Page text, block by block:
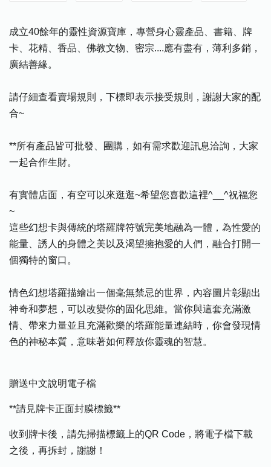
成立40餘年的靈性資源寶庫，專營身心靈產品、書籍、牌
卡、花精、香品、佛教文物、密宗....應有盡有，薄利多銷，
廣結善緣。
請仔細查看賣場規則，下標即表示接受規則，謝謝大家的配
合~
**所有產品皆可批發、團購，如有需求歡迎訊息洽詢，大家
一起合作生財。
有實體店面，有空可以來逛逛~希望您喜歡這裡^__^祝福您
~
這些幻想卡與傳統的塔羅牌符號完美地融為一體，為性愛的
能量、誘人的身體之美以及渴望擁抱愛的人們，融合打開一
個獨特的窗口。
情色幻想塔羅描繪出一個毫無禁忌的世界，內容圖片彰顯出
神奇和夢想，可以改變你的固化思維。當你與這套充滿激
情、帶來力量並且充滿歡樂的塔羅能量連結時，你會發現情
色的神秘本質，意味著如何釋放你靈魂的智慧。
贈送中文說明電子檔
**請見牌卡正面封膜標籤**
收到牌卡後，請先掃描標籤上的QR Code，將電子檔下載
之後，再拆封，謝謝！